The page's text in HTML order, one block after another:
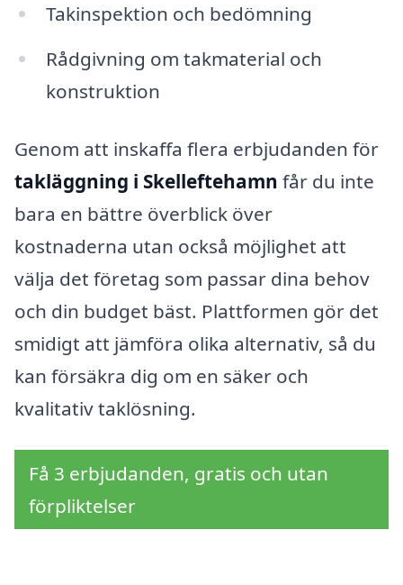
Takinspektion och bedömning
Rådgivning om takmaterial och
konstruktion
Genom att inskaffa flera erbjudanden för
takläggning i Skelleftehamn får du inte
bara en bättre överblick över
kostnaderna utan också möjlighet att
välja det företag som passar dina behov
och din budget bäst. Plattformen gör det
smidigt att jämföra olika alternativ, så du
kan försäkra dig om en säker och
kvalitativ taklösning.
Få 3 erbjudanden, gratis och utan
förpliktelser